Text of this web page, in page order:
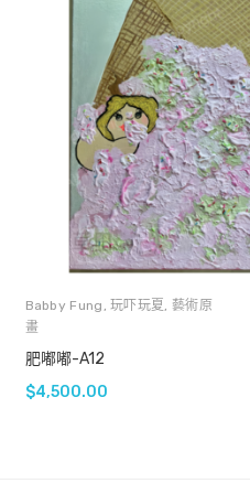
Babby Fung ,玩吓玩夏 , 藝術原
畫
肥嘟嘟-A12
$4,500.00